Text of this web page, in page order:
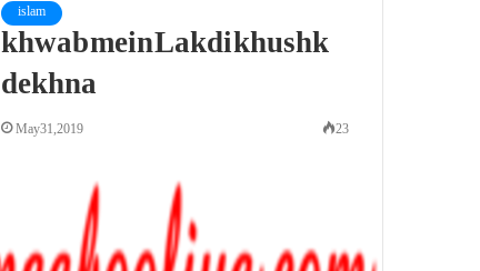
islam
khwab mein Lakdi khushk
dekhna
May 31, 2019 23